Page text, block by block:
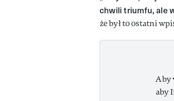
chwili triumfu, ale
że był to ostatni
Aby
aby